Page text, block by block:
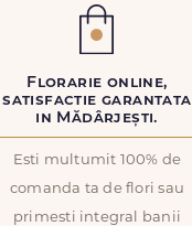
Florarie online,
satisfactie garantata
in Mădârjești.
Esti multumit 100% de
comanda ta de flori sau
primesti integral banii